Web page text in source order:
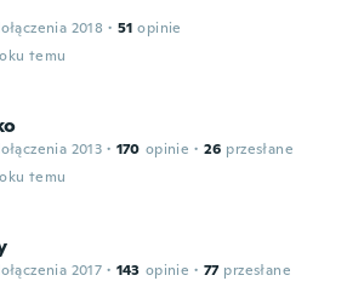
2018 · 51 opinie
temu
2013 · 170 opinie · 26 przesłane
temu
2017 · 143 opinie · 77 przesłane